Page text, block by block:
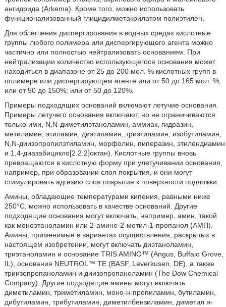
ангидрида (Arkema). Кроме того, можно использовать
функционализованный глицидилметакрилатом полиэтилен.
Для облегчения диспергирования в водных средах кислотные
группы любого полимера или диспергирующего агента можно
частично или полностью нейтрализовать основанием. При
нейтрализации количество использующегося основания может
находиться в диапазоне от 25 до 200 мол. % кислотных групп в
полимере или диспергирующем агенте или от 50 до 165 мол. %,
или от 50 до 150%; или от 50 до 120%.
Примеры подходящих оснований включают летучие основания.
Примеры летучего основания включают, но не ограничиваются
только ими, N,N-диметилэтаноламин, аммиак, гидразин,
метиламин, этиламин, диэтиламин, триэтиламин, изобутиламин,
N,N-диизопропилэтиламин, морфолин, пиперазин, этилендиамин
и 1,4-диазабицикло[2.2.2]октан). Кислотные группы вновь
превращаются в кислотную форму при улетучивании основания,
например, при образовании слоя покрытия, и они могут
стимулировать адгезию слоя покрытия к поверхности подложки.
Амины, обладающие температурами кипения, равными ниже
250°С, можно использовать в качестве оснований. Другие
подходящие основания могут включать, например, амин, такой
как моноэтаноламин или 2-амино-2-метил-1-пропанол (АМП).
Амины, применимые в вариантах осуществления, раскрытых в
настоящем изобретении, могут включать диэтаноламин,
триэтаноламин и основание TRIS AMINO™ (Angus, Buffalo Grove,
IL), основания NEUTROL™ ТЕ (BASF, Leverkusen, DE), а также
триизопропаноламин и диизопропаноламин (The Dow Chemical
Company). Другие подходящие амины могут включать
диметиламин, триметиламин, моно-н-пропиламин, бутиламин,
дибутиламин, трибутиламин, диметилбензиламин, диметил н-